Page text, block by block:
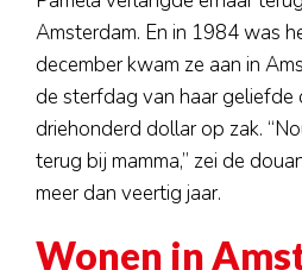
Amsterdam. En in 1984 was
december kwam ze aan in
de sterfdag van haar geliefde
driehonderd dollar op zak.
terug bij mamma,” zei de
meer dan veertig jaar.
Wonen in